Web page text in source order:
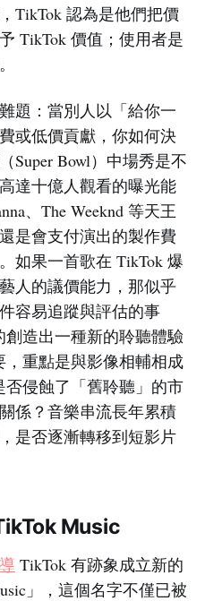
TikTok 認為是他們把價
TikTok 價值；使用者是
題：當別人以「給你一
或低價貢獻，你如何決
Super Bowl）中場秀是不
達十億人觀看的曝光能
、The Weeknd 等天王
是會支付演出的製作費
如果一首歌在 TikTok 爆
人的議價能力，那似乎
容易追蹤與評估的事
造出一種新的聆聽體驗
重點是與影像相輔相成
侵蝕了「舊聆聽」的市
係？音樂串流長年累積
是否逐漸轉移到短影片
Music
TikTok 有跡象成立新的
」，這個名字不僅已被